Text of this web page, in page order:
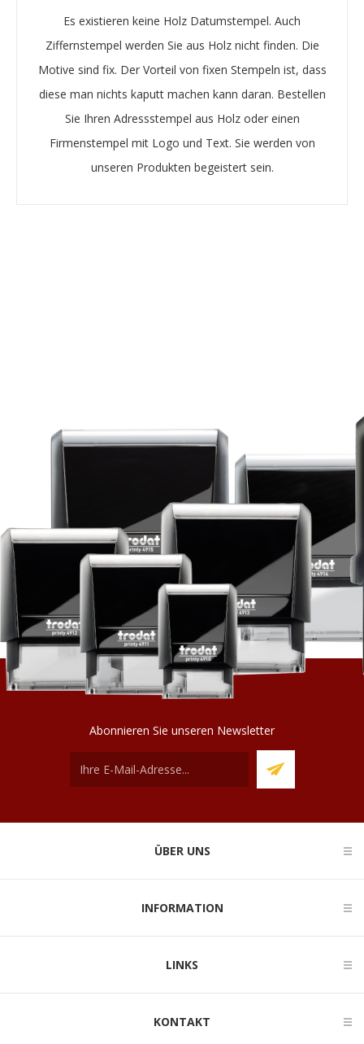
Es existieren keine Holz Datumstempel. Auch
Ziffernstempel werden Sie aus Holz nicht finden. Die
Motive sind fix. Der Vorteil von fixen Stempeln ist, dass
diese man nichts kaputt machen kann daran. Bestellen
Sie Ihren Adressstempel aus Holz oder einen
Firmenstempel mit Logo und Text. Sie werden von
unseren Produkten begeistert sein.
Abonnieren Sie unseren Newsletter
ÜBER UNS
INFORMATION
LINKS
KONTAKT